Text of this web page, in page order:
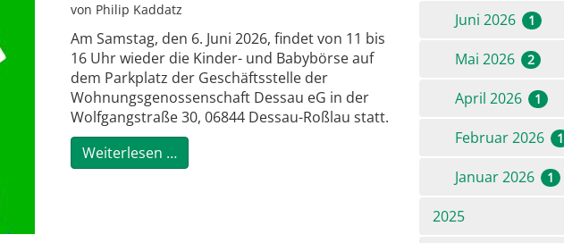
von Philip Kaddatz
Am Samstag, den 6. Juni 2026, findet von 11 bis
16 Uhr wieder die Kinder- und Babybörse auf
dem Parkplatz der Geschäftsstelle der
Wohnungsgenossenschaft Dessau eG in der
Wolfgangstraße 30, 06844 Dessau-Roßlau statt.
Weiterlesen …Kinder- und Babybörse 2026!
Juni 2026
1
Mai 2026 2
April 2026 1
Februar 2026 1
Januar 2026 1
2025